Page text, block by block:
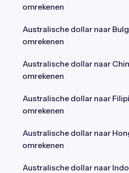
omrekenen
Australische dollar naar
omrekenen
Australische dollar naar
omrekenen
Australische dollar naar
omrekenen
Australische dollar naar
omrekenen
Australische dollar naar